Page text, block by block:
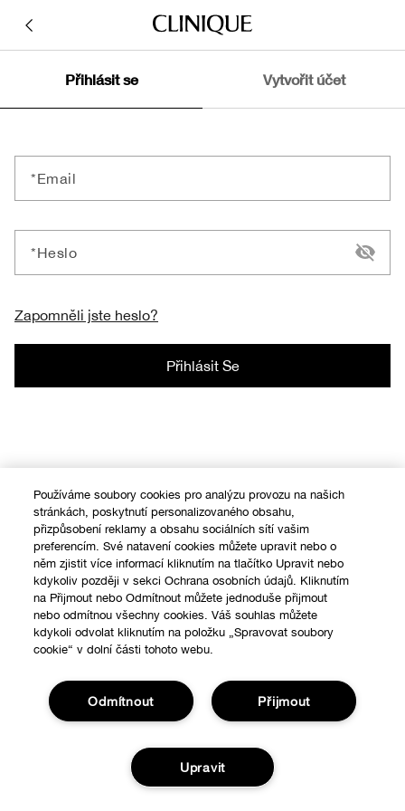
Přihlásit se Vytvořit účet
Email
Heslo
Zapomněli jste heslo?
Přihlásit Se
Bezpečná pokladna
Pravidla na ochranu osobních údajů
Všeobecné obchodní podmínky
Kontaktujte nás
© © Clinique Laboratories, llc. Všechna práva vyhrazena
Používáme soubory cookies pro analýzu provozu na našich
stránkách, poskytnutí personalizovaného obsahu,
přizpůsobení reklamy a obsahu sociálních sítí vašim
preferencím. Své natavení cookies můžete upravit nebo o
něm zjistit více informací kliknutím na tlačítko Upravit nebo
kdykoliv později v sekci Ochrana osobních údajů. Kliknutím
na Přijmout nebo Odmítnout můžete jednoduše přijmout
nebo odmítnou všechny cookies. Váš souhlas můžete
kdykoli odvolat kliknutím na položku „Spravovat soubory
cookie“ v dolní části tohoto webu.
Přijmout
Odmítnout
Upravit